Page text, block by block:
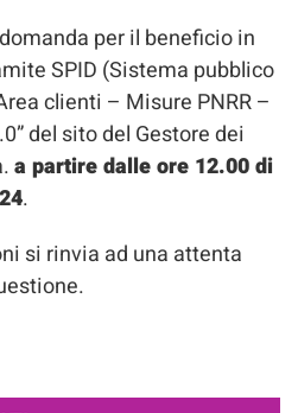
per il beneficio in
SPID (Sistema pubblico
clienti – Misure PNRR –
del sito del Gestore dei
a partire dalle ore 12.00 di
.
si rinvia ad una attenta